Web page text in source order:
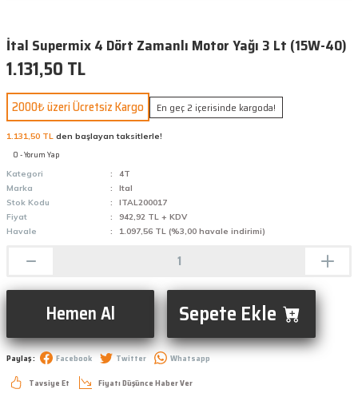
İtal Supermix 4 Dört Zamanlı Motor Yağı 3 Lt (15W-40)
1.131,50 TL
2000₺ üzeri Ücretsiz Kargo En geç 2 içerisinde kargoda!
1.131,50 TL den başlayan taksitlerle!
0 - Yorum Yap
Kategori
4T
Marka
Ital
Stok Kodu
ITAL200017
Fiyat
942,92 TL + KDV
Havale
1.097,56 TL (%3,00 havale indirimi)
Hemen Al Sepete Ekle
Paylaş : Facebook Twitter
Whatsapp
Tavsiye Et
Fiyatı Düşünce Haber Ver